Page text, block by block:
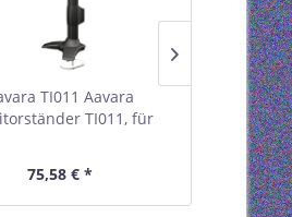
TI011 Aavara
TI011, für
schwarz
75,58 € *
Aavara
(15" -